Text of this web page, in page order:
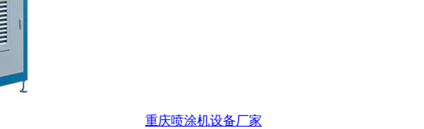
重庆喷涂机设备厂家